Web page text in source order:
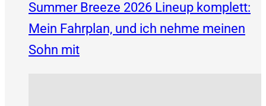
Summer Breeze 2026 Lineup komplett:
Mein Fahrplan, und ich nehme meinen
Sohn mit